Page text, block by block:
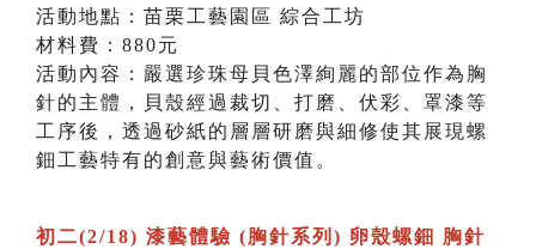
活動地點：苗栗工藝園區 綜合工坊
材料費：880元
活動內容：嚴選珍珠母貝色澤絢麗的部位作為胸
針的主體，貝殼經過裁切、打磨、伏彩、罩漆等
工序後，透過砂紙的層層研磨與細修使其展現螺
鈿工藝特有的創意與藝術價值。
初二(2/18) 漆藝體驗 (胸針系列) 卵殼螺鈿 胸針